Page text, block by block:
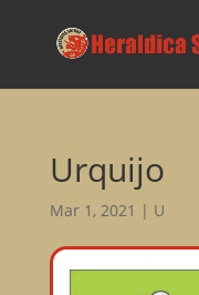
Urquijo
Mar 1, 2021 | U